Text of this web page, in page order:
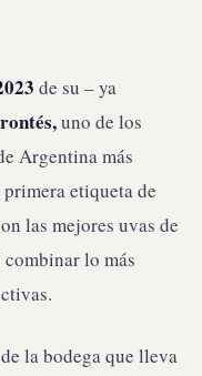
de su – ya
uno de los
Argentina más
etiqueta de
las mejores uvas de
lo más
la bodega que lleva